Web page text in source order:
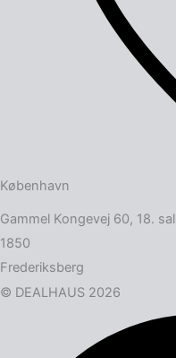
København
Gammel Kongevej 60, 18. sal
1850
Frederiksberg
© DEALHAUS 2026